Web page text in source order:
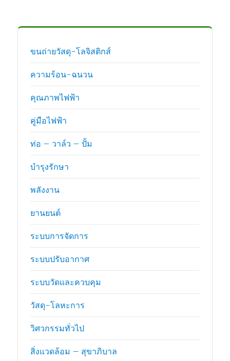
ขนถ่ายวัสดุ-โลจิสติกส์
ความร้อน-ฉนวน
คุณภาพไฟฟ้า
คู่มือไฟฟ้า
ท่อ – วาล์ว – ปั้ม
บำรุงรักษา
พลังงาน
ยานยนต์
ระบบการจัดการ
ระบบปรับอากาศ
ระบบวัดและควบคุม
วัสดุ-โลหะการ
วิศวกรรมทั่วไป
สิ่งแวดล้อม – สุขาภิบาล